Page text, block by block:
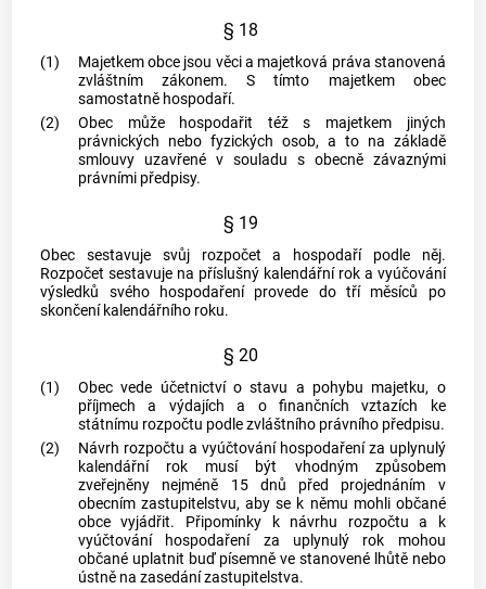
§ 18
(1) Majetkemobce jsou věci a majetková práva stanovená
zvláštním zákonem. S tímto majetkem obec
samostatně hospodaří.
(2)
Obecmůže hospodařit též s majetkem jiných
právnických nebo fyzických osob, a to na základě
smlouvy uzavřené v souladu s obecně závaznými
právními předpisy.
§ 19
Obec sestavuje svůj rozpočet a hospodaří podle něj.
Rozpočet sestavuje na příslušný kalendářní rok a vyúčování
výsledků svého hospodaření provede do tří měsíců po
skončení kalendářního roku.
§ 20
(1) Obecvede účetnictví o stavu a pohybu majetku, o
příjmech a výdajích a o finančních vztazích ke
státnímu rozpočtu podle zvláštního právního předpisu.
(2)
Návrh rozpočtu a vyúčtování hospodaření za uplynulý
kalendářní rok musí být vhodným způsobem
zveřejněny nejméně 15 dnů před projednáním v
obecním zastupitelstvu, aby se k němu mohli občané
obcevyjádřit. Připomínky k návrhu rozpočtu a k
vyúčtování hospodaření za uplynulý rok mohou
občané uplatnit buď písemně ve stanovené lhůtě nebo
ústně na zasedání zastupitelstva.